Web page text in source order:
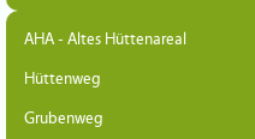
AHA - Altes Hüttenareal
Hüttenweg
Grubenweg